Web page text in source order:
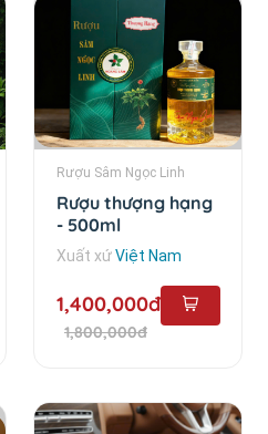
Rượu Sâm Ngọc Linh
Rượu thượng hạng
- 500ml
Xuất xứViệt Nam
1,400,000đ
1,800,000đ